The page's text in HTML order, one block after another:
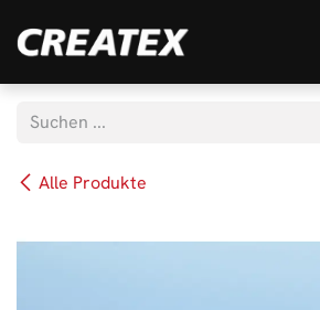
Alle Produkte